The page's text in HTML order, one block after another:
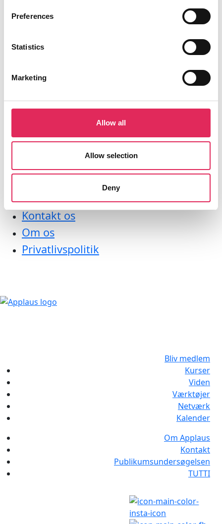
Preferences
Statistics
Marketing
Allow all
Allow selection
Deny
Undersøgelser
Kurser
Litteraturoversigt
Bliv medlem af applaus
Nyhedsbrev
Kontakt os
Om os
Privatlivspolitik
Bliv medlem
Kurser
Viden
Værktøjer
Netværk
Kalender
Om Applaus
Kontakt
Publikumsundersøgelsen
TUTTI